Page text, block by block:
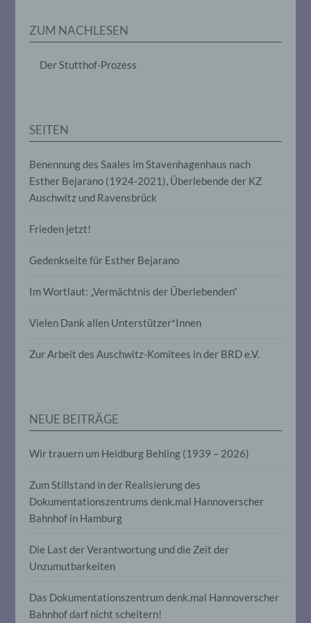
ZUM NACHLESEN
Der Stutthof-Prozess
SEITEN
Benennung des Saales im Stavenhagenhaus nach
Esther Bejarano (1924-2021), Überlebende der KZ
Auschwitz und Ravensbrück
Frieden jetzt!
Gedenkseite für Esther Bejarano
Im Wortlaut: „Vermächtnis der Überlebenden“
Vielen Dank allen Unterstützer*Innen
Zur Arbeit des Auschwitz-Komitees in der BRD e.V.
NEUE BEITRÄGE
Wir trauern um Heidburg Behling (1939 – 2026)
Zum Stillstand in der Realisierung des
Dokumentationszentrums denk.mal Hannoverscher
Bahnhof in Hamburg
Die Last der Verantwortung und die Zeit der
Unzumutbarkeiten
Das Dokumentationszentrum denk.mal Hannoverscher
Bahnhof darf nicht scheitern!
Anpassung oder Veränderung, das
Auslesen, das Abfragen, die Verwendung,
Verbreitung oder eine andere Form der
Einschränkung der Verarbeitung ist die
Markierung gespeicherter
e) Profiling
Profiling ist jede Art der automatisierten
die darin besteht, dass diese
werden, um bestimmte persönliche
Aspekte, die sich auf eine natürliche
Gesundheit, persönlicher Vorlieben,
Interessen, Zuverlässigkeit, Verhalten,
natürlichen Person zu analysieren oder
vorherzusagen.
f) Pseudonymisierung
personenbezogener Daten in einer Weise,
auf welche die personenbezogenen Daten
spezifischen betroffenen Person
zugeordnet werden können, sofern diese